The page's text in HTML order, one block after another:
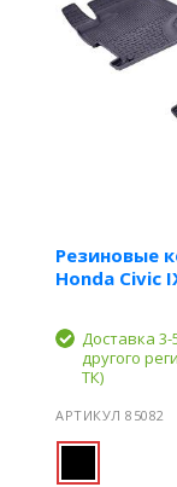
Резиновые
Honda Civic
Доставка
другого
ТК)
АРТИКУЛ 85082